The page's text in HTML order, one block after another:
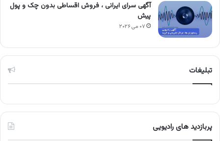
آگهی سرای ایرانی ، فروش اقساطی بدون چک و پول
پیش
۰۷ می ۲۰۲۶
تبلیغات
پربازدید های رادیویی